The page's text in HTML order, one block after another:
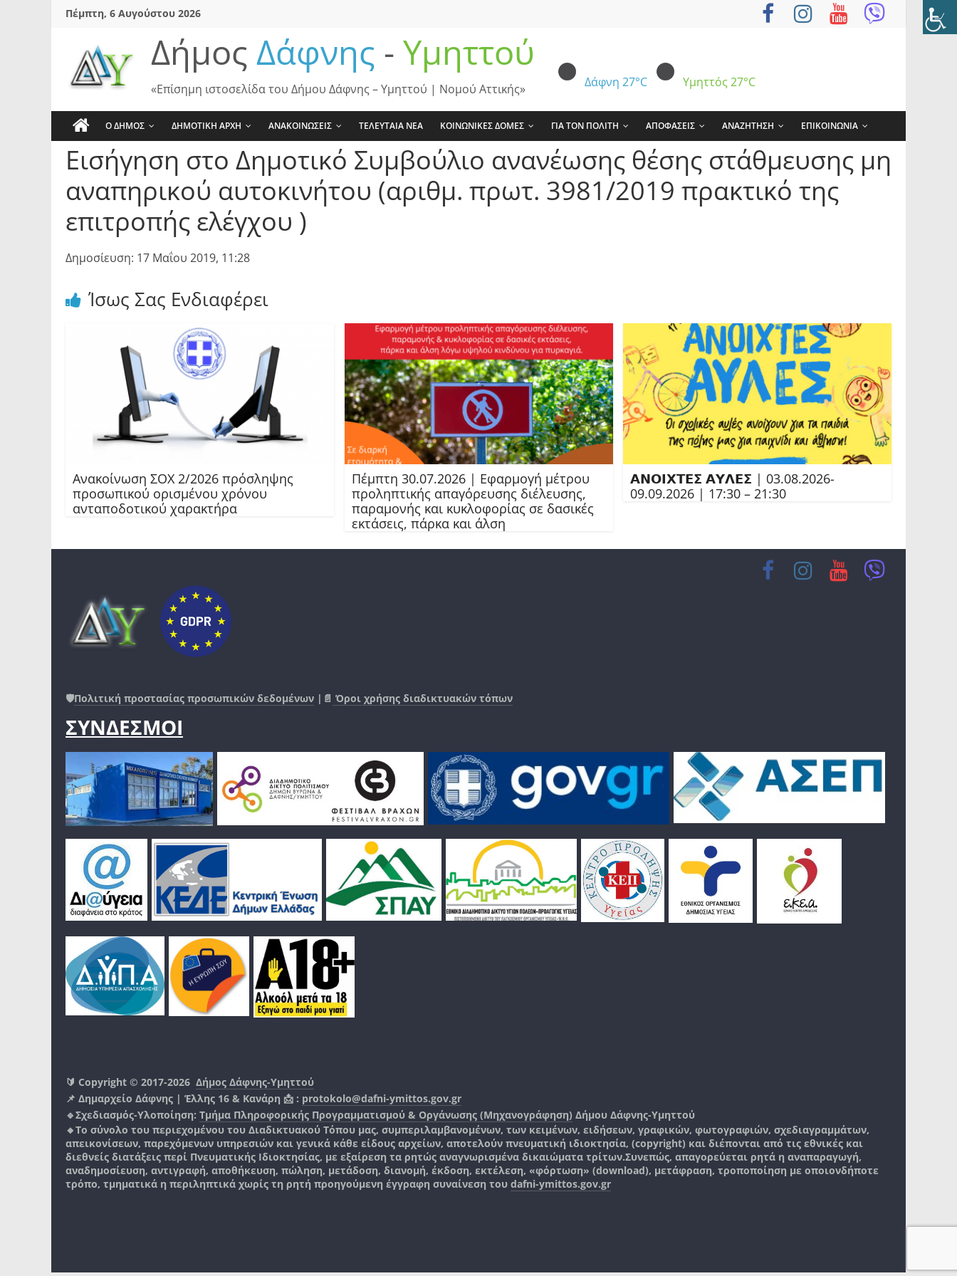
SkipΠέμπτη, 6 Αυγούστου 2026
Δήμος Δάφνης - Υμηττού
Δάφνη 27°C Υμηττός 27°C
«Επίσημη ιστοσελίδα του Δήμου Δάφνης – Υμηττού | Νομού Αττικής»
Ο ΔΗΜΟΣ ΔΗΜΟΤΙΚΗ ΑΡΧΗ ΑΝΑΚΟΙΝΩΣΕΙΣ ΤΕΛΕΥΤΑΙΑ ΝΕΑ ΚΟΙΝΩΝΙΚΕΣ ΔΟΜΕΣ ΓΙΑ ΤΟΝ ΠΟΛΙΤΗ ΑΠΟΦΑΣΕΙΣ ΑΝΑΖΗΤΗΣΗ ΕΠΙΚΟΙΝΩΝΙΑ
Εισήγηση στο Δημοτικό Συμβούλιο ανανέωσης θέσης στάθμευσης μη
αναπηρικού αυτοκινήτου (αριθμ. πρωτ. 3981/2019 πρακτικό της
επιτροπής ελέγχου )
Δημοσίευση: 17 Μαΐου 2019, 11:28
Ίσως Σας Ενδιαφέρει
Ανακοίνωση ΣΟΧ 2/2026 πρόσληψης
προσωπικού ορισμένου χρόνου
ανταποδοτικού χαρακτήρα
Πέμπτη 30.07.2026 | Εφαρμογή μέτρου
προληπτικής απαγόρευσης διέλευσης,
παραμονής και κυκλοφορίας σε δασικές
εκτάσεις, πάρκα και άλση
𝝖𝝢𝝤𝝞𝝬𝝩𝝚𝝨 𝝖𝝪𝝠𝝚𝝨 | 03.08.2026-
09.09.2026 | 17:30 – 21:30
🛡️Πολιτική προστασίας προσωπικών δεδομένων |📄 Όροι χρήσης διαδικτυακών τόπων
ΣΥΝΔΕΣΜΟΙ
🔰 Copyright © 2017-2026 Δήμος Δάφνης-Υμηττού
📌 Δημαρχείο Δάφνης | Έλλης 16 & Κανάρη 📩 : protokolo@dafni-ymittos.gov.gr
🔹Σχεδιασμός-Υλοποίηση: Τμήμα Πληροφορικής Προγραμματισμού & Οργάνωσης (Μηχανογράφηση) Δήμου Δάφνης-Υμηττού
🔸Το σύνολο του περιεχομένου του Διαδικτυακού Τόπου μας, συμπεριλαμβανομένων, των κειμένων, ειδήσεων, γραφικών, φωτογραφιών, σχεδιαγραμμάτων,
απεικονίσεων, παρεχόμενων υπηρεσιών και γενικά κάθε είδους αρχείων, αποτελούν πνευματική ιδιοκτησία, (copyright) και διέπονται από τις εθνικές και
διεθνείς διατάξεις περί Πνευματικής Ιδιοκτησίας, με εξαίρεση τα ρητώς αναγνωρισμένα δικαιώματα τρίτων.Συνεπώς, απαγορεύεται ρητά η αναπαραγωγή,
αναδημοσίευση, αντιγραφή, αποθήκευση, πώληση, μετάδοση, διανομή, έκδοση, εκτέλεση, «φόρτωση» (download), μετάφραση, τροποποίηση με οποιονδήποτε
τρόπο, τμηματικά η περιληπτικά χωρίς τη ρητή προηγούμενη έγγραφη συναίνεση του dafni-ymittos.gov.gr